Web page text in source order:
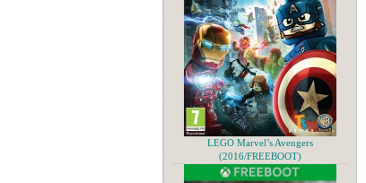
LEGO Marvel’s Avengers
(2016/FREEBOOT)